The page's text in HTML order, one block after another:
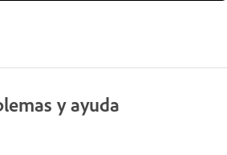
y ayuda